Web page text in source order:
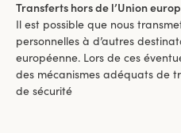
Transferts hors de l’Union
Il est possible que nous
personnelles à d’autres
européenne. Lors de ces
des mécanismes adéquats de
de sécurité